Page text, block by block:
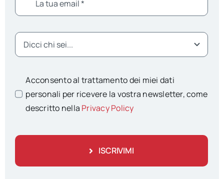
Acconsento al trattamento dei miei dati
personali per ricevere la vostra newsletter, come
descritto nella Privacy Policy
ISCRIVIMI